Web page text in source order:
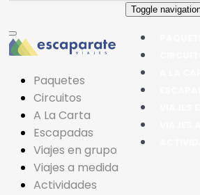
Toggle navigation
Paquetes
Circuitos
A La Carta
Escapadas
Viajes en grupo
Viajes a medida
Actividades